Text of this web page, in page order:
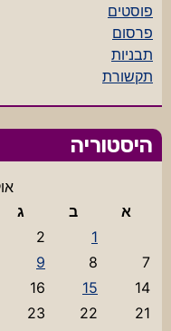
פוסטים
פרסום
תבניות
תקשורת
היסטוריה
א
ב ג
1
2
7
8
9
14
15
16
21
22
23